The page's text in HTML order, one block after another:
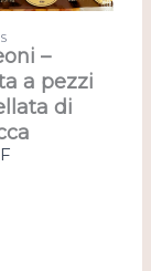
–
a pezzi
di